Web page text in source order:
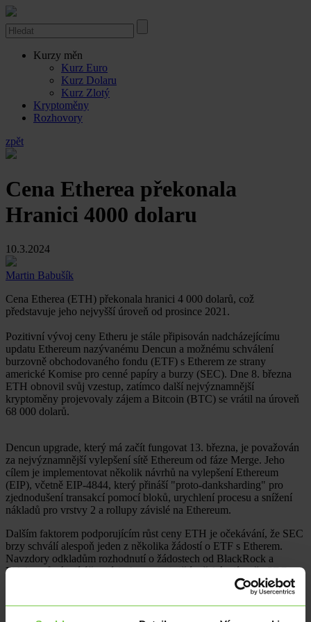
Kurzy měn
Kurz Euro
Kurz Dolaru
Kurz Zlotý
Kryptoměny
Rozhovory
zpět
Cena Etherea překonala
Hranici 4000 dolaru
10.3.2024
Martin Babušík
Cena Etherea (ETH) překonala hranici 4 000 dolarů, což
představuje jeho nejvyšší úroveň od prosince 2021.
Pozitivní vývoj ceny Etheru je stále připisován nadcházejícímu
updatu Ethereum nazývanému Dencun a možnému schválení
burzovně obchodovaného fondu (ETF) s Etherem ze strany
americké Komise pro cenné papíry a burzy (SEC). Dne 8. března
ETH obnovil svůj vzestup, zatímco další nejvýznamnější
kryptoměny projevovaly zájem a Bitcoin (BTC) se vrátil na úroveň
68 000 dolarů.
Dencun upgrade, který má začít fungovat 13. března, je považován
za nejvýznamnější vylepšení sítě Ethereum od fáze Merge. Jeho
cílem je implementovat několik návrhů na vylepšení Ethereum
(EIP), včetně EIP-4844, který přináší "proto-danksharding" pro
zjednodušení transakcí pomocí bloků, urychlení procesu a snížení
nákladů pro vrstvy 2 a rollupy závislé na Ethereum.
Dalším faktorem podporujícím růst ceny ETH je očekávání, že SEC
brzy schválí alespoň jeden z několika žádostí o ETF s Etherem.
Navzdory odkladům rozhodnutí o žádostech od BlackRock a
Fidelity zůstávají účastníci trhu optimističtí, očekávajíce, že SEC
vydá kolektivní rozhodnutí o všech žádostech o ETF s Etherem do
Vzhledem k úspěchu ETF s Bitcoinem od jejich uvedení na trh 11.